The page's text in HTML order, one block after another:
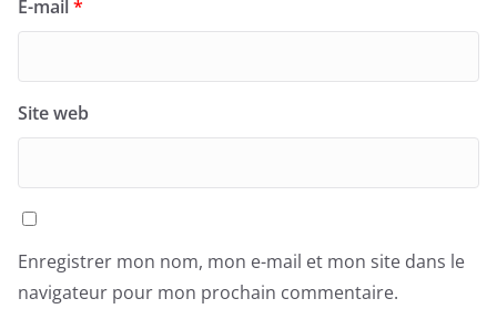
E-mail*
Site web
Enregistrer mon nom, mon e-mail et mon site dans le
navigateur pour mon prochain commentaire.